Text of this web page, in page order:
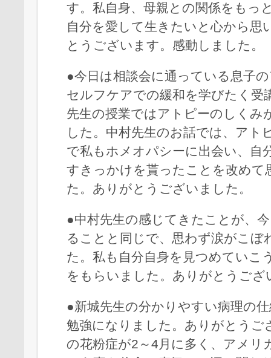
す。私自身、母親との関係をもっ
自分を愛して生きたいと心から思
とうございます。感動しました。
●今日は相談会に通っている息子
セルフケアでの緩和を学びたく受
先生の授業ではアトピーのしくみ
した。中村先生のお話では、アト
で私もホメオパシーに出会い、自
すきっかけを貰ったことを改めて
た。ありがとうございました。
●中村先生の感じてきたことが、
ることと同じで、思わず涙がこぼ
た。私も自分自身を見つめていこ
をもらいました。ありがとうござ
●新城先生の分かりやすい病理の
勉強になりました。ありがとうご
の花粉症が2～4月に多く、アメリ